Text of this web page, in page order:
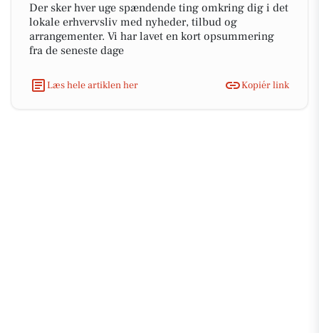
Der sker hver uge spændende ting omkring dig i det
lokale erhvervsliv med nyheder, tilbud og
arrangementer. Vi har lavet en kort opsummering
fra de seneste dage
Læs hele artiklen her Kopiér link